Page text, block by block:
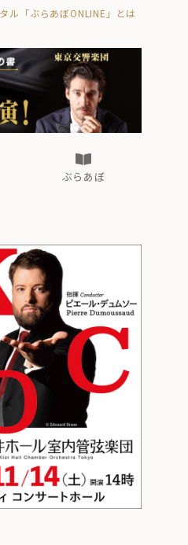
ル「ぶらあぼONLINE」とは
ルテピアノ・オデッセイ
ぶらあぼ
ルテピアノ・オデッセイ